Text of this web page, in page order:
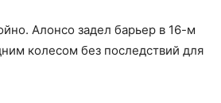
Алонсо задел барьер в 16-м
колесом без последствий для